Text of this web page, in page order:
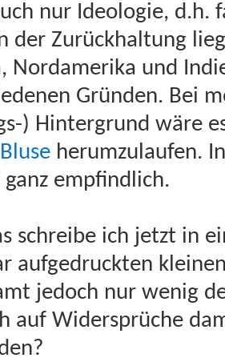
nur Ideologie, d.h.
der Zurückhaltung
Nordamerika und
Gründen. Bei
) Hintergrund wäre
herumzulaufen.
empfindlich.
schreibe ich jetzt in
aufgedruckten
jedoch nur wenig
auf Widersprüche